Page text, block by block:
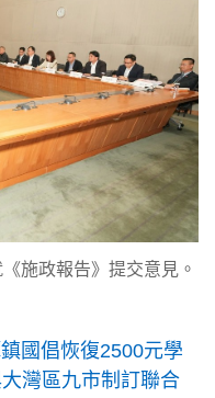
施政報告》提交意見。
國倡恢復2500元學
灣區九市制訂聯合